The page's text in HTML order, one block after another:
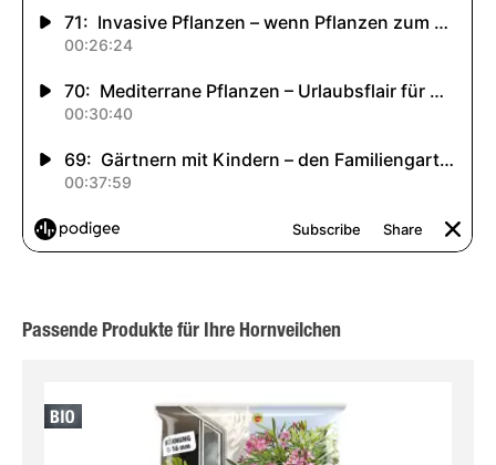
Passende Produkte für Ihre Hornveilchen